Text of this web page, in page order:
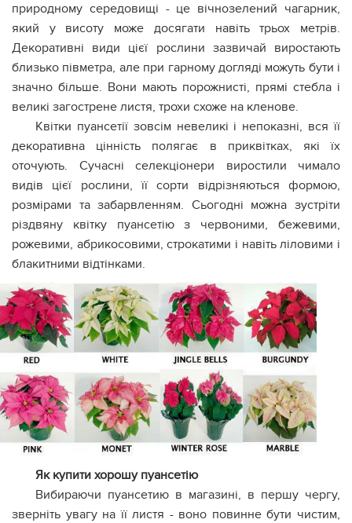
природному середовищі - це вічнозелений чагарник,
який у висоту може досягати навіть трьох метрів.
Декоративні види цієї рослини зазвичай виростають
близько півметра, але при гарному догляді можуть бути і
значно більше. Вони мають порожнисті, прямі стебла і
великі загострене листя, трохи схоже на кленове.
Квітки пуансетії зовсім невеликі і непоказні, вся її
декоративна цінність полягає в приквітках, які їх
оточують. Сучасні селекціонери виростили чимало
видів цієї рослини, її сорти відрізняються формою,
розмірами та забарвленням. Сьогодні можна зустріти
різдвяну квітку пуансетію з червоними, бежевими,
рожевими, абрикосовими, строкатими і навіть ліловими і
блакитними відтінками.
Як купити хорошу пуансетію
Вибираючи пуансетию в магазині, в першу чергу,
зверніть увагу на її листя - воно повинне бути чистим,